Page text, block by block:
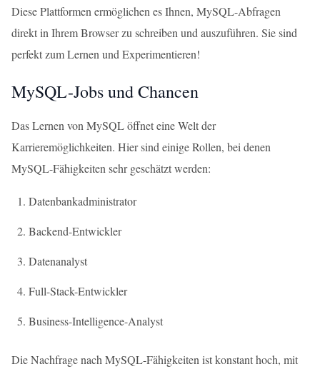
Diese Plattformen ermöglichen es Ihnen, MySQL-Abfragen
direkt in Ihrem Browser zu schreiben und auszuführen. Sie sind
perfekt zum Lernen und Experimentieren!
MySQL-Jobs und Chancen
Das Lernen von MySQL öffnet eine Welt der
Karrieremöglichkeiten. Hier sind einige Rollen, bei denen
MySQL-Fähigkeiten sehr geschätzt werden:
Datenbankadministrator
Backend-Entwickler
Datenanalyst
Full-Stack-Entwickler
Business-Intelligence-Analyst
Die Nachfrage nach MySQL-Fähigkeiten ist konstant hoch, mit